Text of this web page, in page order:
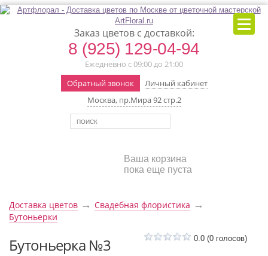
Заказ цветов с доставкой:
8 (925) 129-04-94
Ежедневно с 09:00 до 21:00
Обратный звонок
Личный кабинет
Москва, пр.Мира 92 стр.2
Ваша корзина
пока еще пуста
Доставка цветов → Свадебная флористика →
Бутоньерки
Бутоньерка №3 0.0 (0 голосов)